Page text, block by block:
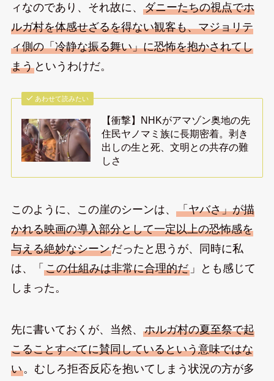
ィなのであり、それ故に、 ダニーたちの視点でホ
ルガ村を体感せざるを得ない観客も、マジョリテ
ィ側の「冷静な振る舞い」に恐怖を抱かされてし
まうというわけだ。
あわせて読みたい
【衝撃】NHKがアマゾン奥地の先
住民ヤノマミ族に長期密着。剥き
出しの生と死、文明との共存の難
しさ
このように、この崖のシーンは、 「ヤバさ」が描
かれる映画の導入部分として一定以上の恐怖感を
与える絶妙なシーンだったと思うが、同時に私
は、「 この仕組みは非常に合理的だ」とも感じて
しまった。
先に書いておくが、当然、 ホルガ村の夏至祭で起
こることすべてに賛同しているという意味ではな
い。むしろ拒否反応を抱いてしまう状況の方が多